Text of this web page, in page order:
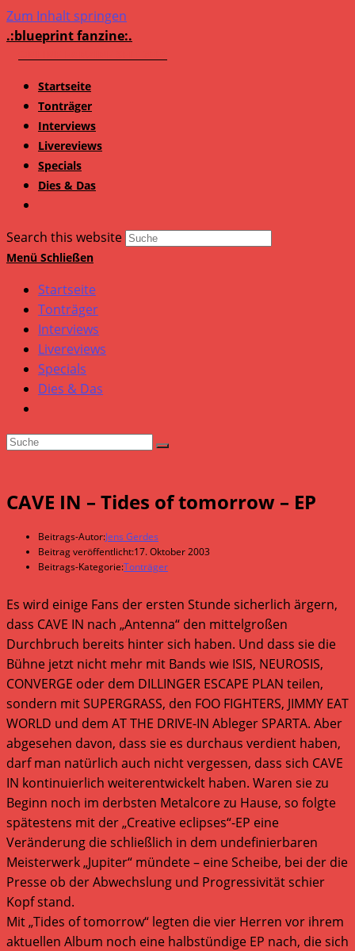
Zum Inhalt springen
.:blueprint fanzine:.
Startseite
Tonträger
Interviews
Livereviews
Specials
Dies & Das
Search this website
Menü Schließen
Startseite
Tonträger
Interviews
Livereviews
Specials
Dies & Das
CAVE IN – Tides of tomorrow – EP
Beitrags-Autor:Jens Gerdes
Beitrag veröffentlicht:17. Oktober 2003
Beitrags-Kategorie:Tonträger
Es wird einige Fans der ersten Stunde sicherlich ärgern,
dass CAVE IN nach „Antenna“ den mittelgroßen
Durchbruch bereits hinter sich haben. Und dass sie die
Bühne jetzt nicht mehr mit Bands wie ISIS, NEUROSIS,
CONVERGE oder dem DILLINGER ESCAPE PLAN teilen,
sondern mit SUPERGRASS, den FOO FIGHTERS, JIMMY EAT
WORLD und dem AT THE DRIVE-IN Ableger SPARTA. Aber
abgesehen davon, dass sie es durchaus verdient haben,
darf man natürlich auch nicht vergessen, dass sich CAVE
IN kontinuierlich weiterentwickelt haben. Waren sie zu
Beginn noch im derbsten Metalcore zu Hause, so folgte
spätestens mit der „Creative eclipses“-EP eine
Veränderung die schließlich in dem undefinierbaren
Meisterwerk „Jupiter“ mündete – eine Scheibe, bei der die
Presse ob der Abwechslung und Progressivität schier
Kopf stand.
Mit „Tides of tomorrow“ legten die vier Herren vor ihrem
aktuellen Album noch eine halbstündige EP nach, die sich